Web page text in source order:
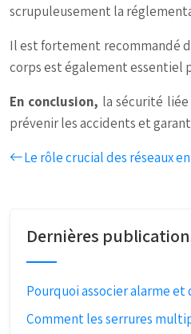
scrupuleusement la
Il est fortement recommandé
corps est également essentiel
En conclusion, la sécurité
prévenir les accidents et
Le rôle crucial des réseaux
Dernières
Pourquoi associer alarme
Comment les serrures